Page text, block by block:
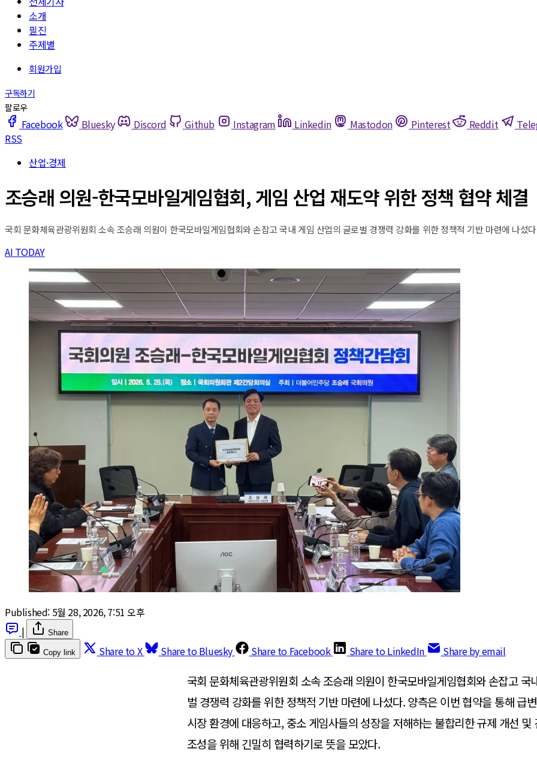
소개
필진
주제별
Facebook Bluesky Discord Github Instagram Linkedin Mastodon Pinterest Reddit
RSS
산업·경제
조승래 의원-한국모바일게임협회, 게임 산업 재도약 위한 정책 협약 체결
국회 문화체육관광위원회 소속 조승래 의원이 한국모바일게임협회와 손잡고 국내 게임 산업의 글로벌 경쟁력 강화를 위한 정책적 기반 마련에 나섰
AI TODAY
Published: 5월 28, 2026, 7:51 오후
|
Share
Copy link Share to X Share to Bluesky Share to Facebook Share to LinkedIn Share by email
국회 문화체육관광위원회 소속 조승래 의원이 한국모바일게임협회와 손잡고 국
벌 경쟁력 강화를 위한 정책적 기반 마련에 나섰다. 양측은 이번 협약을 통해 급
시장 환경에 대응하고, 중소 게임사들의 성장을 저해하는 불합리한 규제 개선 및
조성을 위해 긴밀히 협력하기로 뜻을 모았다.